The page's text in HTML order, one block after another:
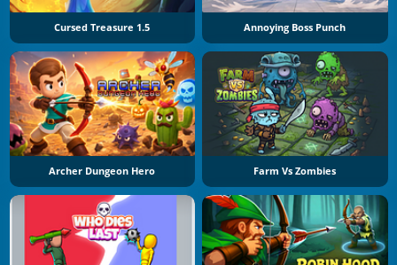
Cursed Treasure 1.5 Annoying Boss Punch
Archer Dungeon Hero Farm Vs Zombies